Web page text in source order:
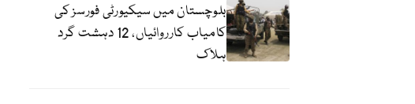
بلوچستان میں سیکیورٹی فورسز کی
کامیاب کارروائیاں، 12 دہشت گرد
ہلاک